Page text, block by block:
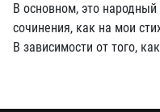
В основном, это народный
сочинения, как на мои
В зависимости от того,